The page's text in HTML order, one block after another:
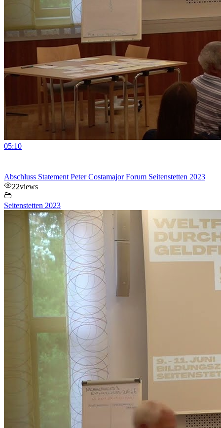
05:10
Abschluss Statement Peter Costamajor Forum Seitenstetten 2023
22views
Seitenstetten 2023